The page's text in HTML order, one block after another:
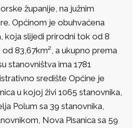
županije, na južnim
Općinom je obuhvaćena
koja slijedi prirodni tok od 8
od 83,67km², a ukupno prema
stanovništva ima 1781
središte Općine je
u kojoj živi 1065 stanovnika,
Polum sa 39 stanovnika,
Nova Pisanica sa 59